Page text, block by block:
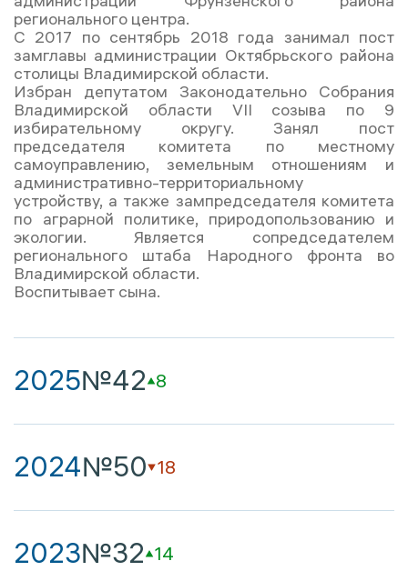
регионального центра.
С 2017 по сентябрь 2018 года занимал пост
замглавы администрации Октябрьского района
столицы Владимирской области.
Избран депутатом Законодательно Собрания
Владимирской области VII созыва по 9
избирательному округу. Занял пост
председателя комитета по местному
самоуправлению, земельным отношениям и
административно-территориальному
устройству, а также зампредседателя комитета
по аграрной политике, природопользованию и
экологии. Является сопредседателем
регионального штаба Народного фронта во
Владимирской области.
Воспитывает сына.
2025№42 8
2024№50 18
2023№32 14